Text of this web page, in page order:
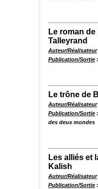
Le roman
Talleyrand
Auteur/Réalisateur
Publication/Sortie
Le trône de
Auteur/Réalisateur
Publication/Sortie
des deux mondes
Les alliés et
Kalish
Auteur/Réalisateur
Publication/Sortie